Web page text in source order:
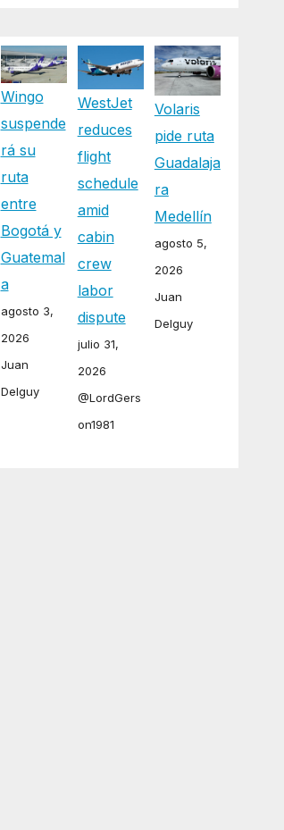
Wingo
suspende
rá su
ruta
entre
Bogotá y
Guatemal
a
agosto 3,
2026
Juan
Delguy
WestJet
reduces
flight
schedule
amid
cabin
crew
labor
dispute
julio 31,
2026
@LordGers
on1981
Volaris
pide ruta
Guadalaja
ra
Medellín
agosto 5,
2026
Juan
Delguy